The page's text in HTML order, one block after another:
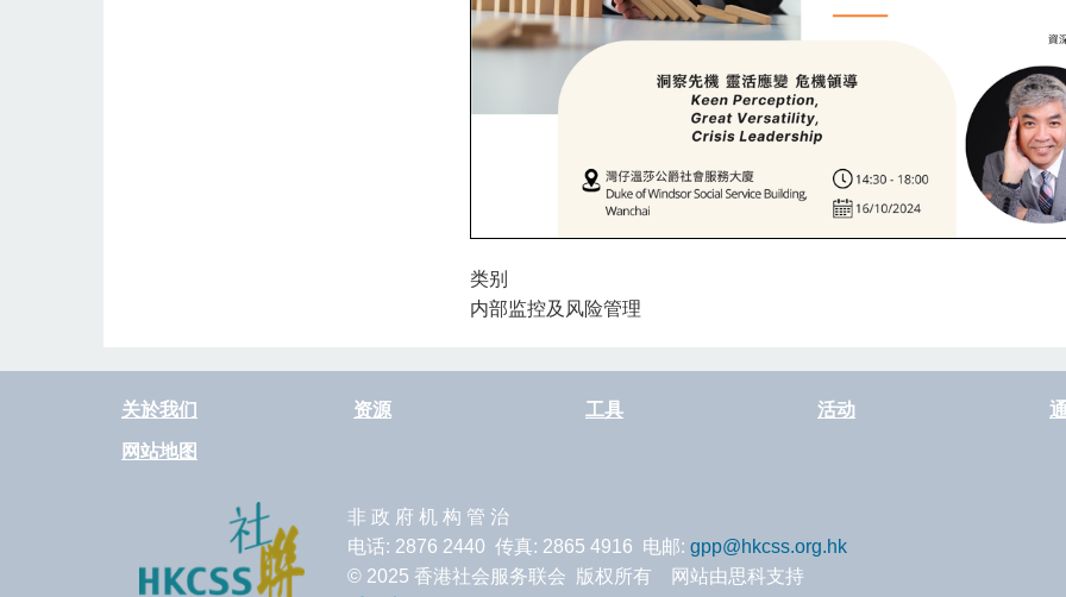
类别
内部监控及风险管理
关於我们 资源 工具 活动
网站地图
非 政 府 机 构 管 治
电话: 2876 2440 传真: 2865 4916 电邮: gpp@hkcss.org.hk
© 2025 香港社会服务联会 版权所有 网站由思科支持